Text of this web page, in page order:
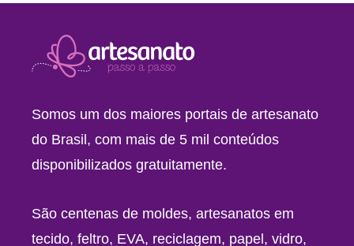
Somos um dos maiores portais de artesanato
do Brasil, com mais de 5 mil conteúdos
disponibilizados gratuitamente.
São centenas de moldes, artesanatos em
tecido, feltro, EVA, reciclagem, papel, vidro,